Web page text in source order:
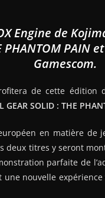
Engine de
PHANTOM PAIN
Gamescom.
de cette édition
GEAR SOLID : THE
en matière de
deux titres y seront
parfaite de
nouvelle